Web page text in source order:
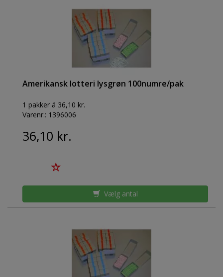
Amerikansk lotteri lysgrøn 100numre/pak
1 pakker á 36,10 kr.
Varenr.: 1396006
36,10 kr.
Vælg antal